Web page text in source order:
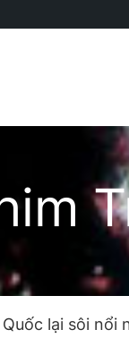
lại sôi